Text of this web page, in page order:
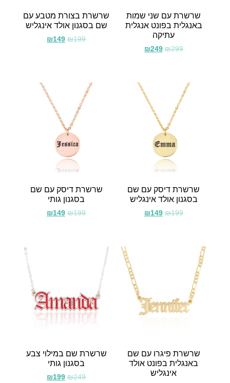
שרשרת עם שני שמות
באנגלית בפונט אנגלית
עתיקה
₪299
₪249
שרשרת בצורת מטבע עם
שם בסגנון אולד אינגליש
₪199
₪149
שרשרת דיסק עם שם
בסגנון אולד אינגליש
₪199
₪149
שרשרת דיסק עם שם
בסגנון גותי
₪199
₪149
שרשרת פיגרו עם שם
באנגלית בפונט אולד
אינגליש
שרשרת שם במילוי צבע
בסגנון גותי
₪249
₪199